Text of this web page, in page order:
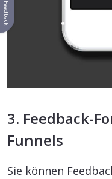
3. Feedback-
Funnels
Sie können
Feedback